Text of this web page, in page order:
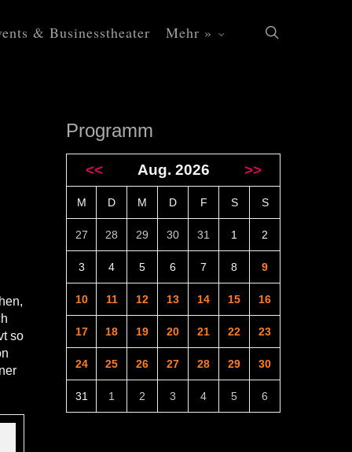
& Businesstheater Mehr »
so
Programm
<< Aug. 2026 >>
M D M D F S S
27 28 29 30 31 1 2
3 4 5 6 7 8 9
10 11 12 13 14 15 16
17 18 19 20 21 22 23
24 25 26 27 28 29 30
31 1 2 3 4 5 6